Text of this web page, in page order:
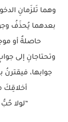
وهما تَلزَمانِ
بعدهما يُحذَفُ
حاصلةٌ أو
وتحتاجانِ إلى
جوابها، فيقترنُ
أخلاقِكَ
“لولا